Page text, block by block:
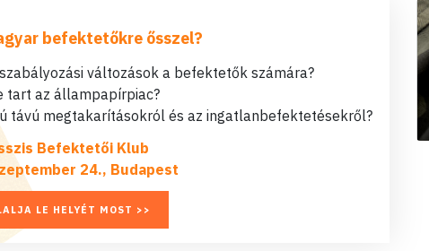
befektetőkre ősszel?
változások a befektetők számára?
tart az állampapírpiac?
távú megtakarításokról és az ingatlanbefektetésekről?
Befektetői Klub
24., Budapest
LE HELYÉT MOST >>